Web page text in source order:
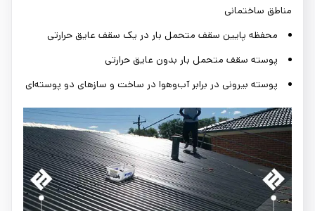
مناطق ساختمانی
محفظه پایین سقف متحمل بار در یک سقف عایق حرارتی
پوسته سقف متحمل بار بدون عایق حرارتی
پوسته بیرونی در برابر آب‌وهوا در ساخت و سازهای دو پوسته‌ای